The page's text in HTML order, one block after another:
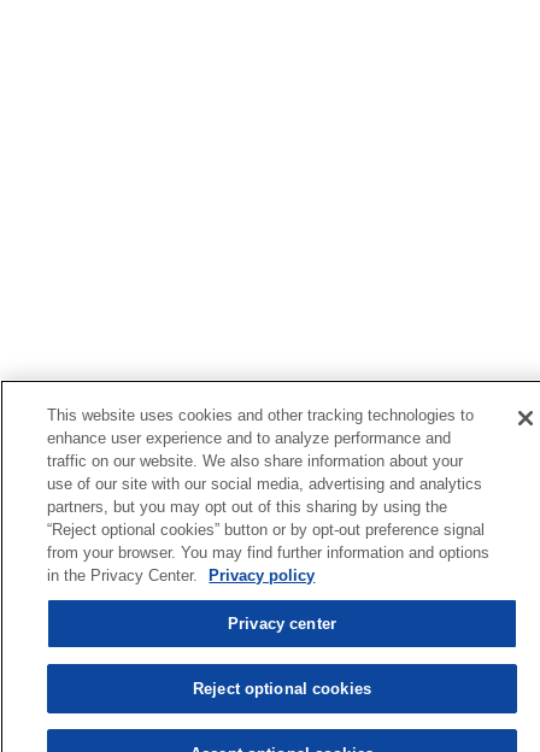
This website uses cookies and other tracking technologies to
enhance user experience and to analyze performance and
traffic on our website. We also share information about your
use of our site with our social media, advertising and analytics
partners, but you may opt out of this sharing by using the
“Reject optional cookies” button or by opt-out preference signal
from your browser. You may find further information and options
in the Privacy Center.
Privacy policy
Privacy center
Reject optional cookies